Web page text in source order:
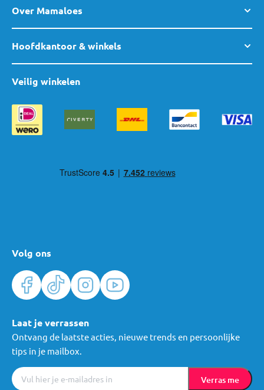
Over Mamaloes
Hoofdkantoor & winkels
Volg ons
Veilig winkelen
Laat je verrassen
Ontvang de laatste acties, nieuwe trends en persoonlijke
tips in je mailbox.
Verras me